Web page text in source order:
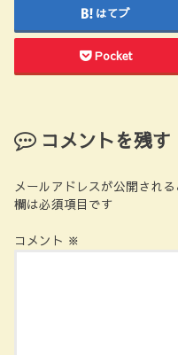
はてブ
Pocket
コメントを残す
メールアドレスが公開される
欄は必須項目です
コメント ※